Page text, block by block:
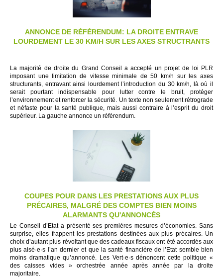
ANNONCE DE RÉFÉRENDUM: LA DROITE ENTRAVE
LOURDEMENT LE 30 KM/H SUR LES AXES STRUCTRANTS
La majorité de droite du Grand Conseil a accepté un projet de loi PLR
imposant une limitation de vitesse minimale de 50 km/h sur les axes
structurants, entravant ainsi lourdement l’introduction du 30 km/h, là où il
serait pourtant indispensable pour lutter contre le bruit, protéger
l’environnement et renforcer la sécurité. Un texte non seulement rétrograde
et néfaste pour la santé publique, mais aussi contraire à l’esprit du droit
supérieur. La gauche annonce un référendum.
COUPES POUR DANS LES PRESTATIONS AUX PLUS
PRÉCAIRES, MALGRÉ DES COMPTES BIEN MOINS
ALARMANTS QU'ANNONCÉS
Le Conseil d’Etat a présenté ses premières mesures d’économies. Sans
surprise, elles frappent les prestations destinées aux plus précaires. Un
choix d’autant plus révoltant que des cadeaux fiscaux ont été accordés aux
plus aisé·e·s l’an dernier et que la santé financière de l’Etat semble bien
moins dramatique qu’annoncé. Les Vert·e·s dénoncent cette politique «
des caisses vides » orchestrée année après année par la droite
majoritaire.